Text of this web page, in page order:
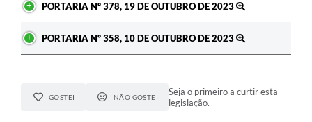
PORTARIA Nº 378, 19 DE OUTUBRO DE 2023
PORTARIA Nº 358, 10 DE OUTUBRO DE 2023
GOSTEI NÃO GOSTEI
Seja o primeiro a curtir esta
legislação.